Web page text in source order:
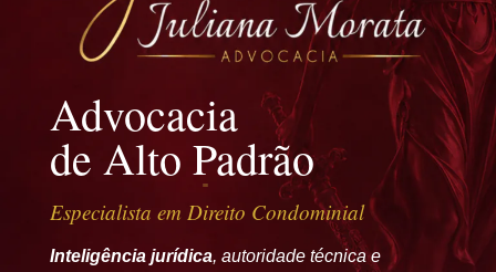
Advocacia
de Alto Padrão
Especialista em Direito Condominial
Inteligência jurídica, autoridade técnica e